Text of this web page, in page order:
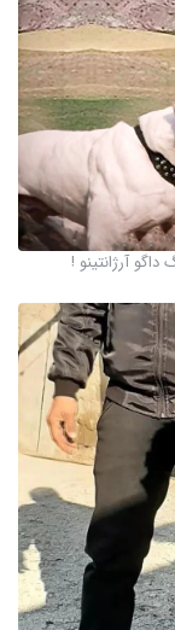
آرژانتینو !